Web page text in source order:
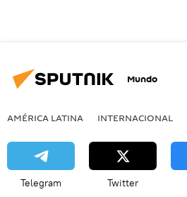
Mundo
AMÉRICA LATINA INTERNACIONAL
Telegram Twitter